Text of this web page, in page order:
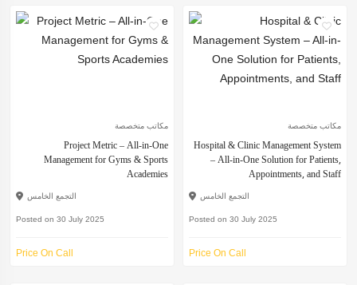
مكاتب متخصصة
Project Metric – All-in-One
Management for Gyms & Sports
Academies
التجمع الخامس
Posted on 30 July 2025
Price On Call
مكاتب متخصصة
Hospital & Clinic Management System
– All-in-One Solution for Patients,
Appointments, and Staff
التجمع الخامس
Posted on 30 July 2025
Price On Call